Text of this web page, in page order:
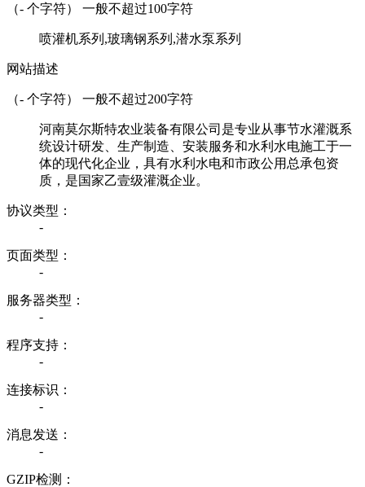
（- 个字符） 一般不超过100字符
喷灌机系列,玻璃钢系列,潜水泵系列
网站描述
（- 个字符） 一般不超过200字符
河南莫尔斯特农业装备有限公司是专业从事节水灌溉系
统设计研发、生产制造、安装服务和水利水电施工于一
体的现代化企业，具有水利水电和市政公用总承包资
质，是国家乙壹级灌溉企业。
协议类型：
-
页面类型：
-
服务器类型：
-
程序支持：
-
连接标识：
-
消息发送：
-
GZIP检测：